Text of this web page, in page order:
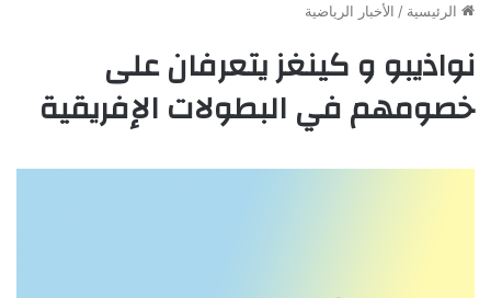
الرئيسية / الأخبار الرياضية
نواذيبو و كينغز يتعرفان على
خصومهم في البطولات الإفريقية